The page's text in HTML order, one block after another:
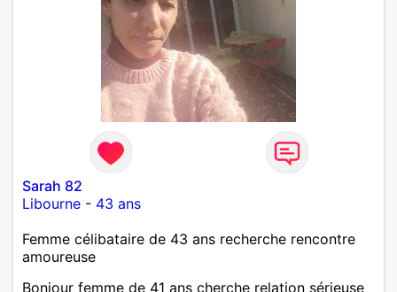
Sarah 82
Libourne - 43 ans
Femme célibataire de 43 ans recherche rencontre
amoureuse
Bonjour femme de 41 ans cherche relation sérieuse